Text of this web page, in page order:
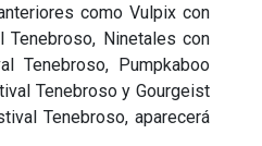
como Vulpix con
Ninetales con
Tenebroso, Pumpkaboo
Tenebroso y Gourgeist
Tenebroso, aparecerá